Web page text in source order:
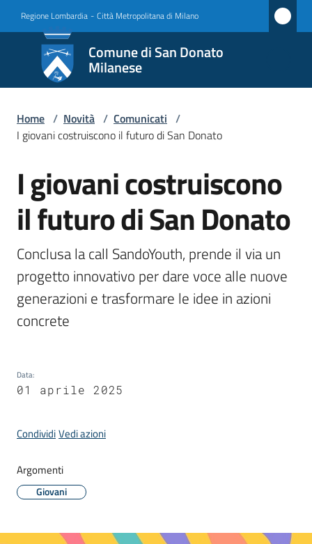
Regione Lombardia - Città Metropolitana di Milano
Comune di San Donato
Milanese
Comune
di San
Donato
Milanese
Amministrazione
Novità
Menu selezionato
Servizi
Vivere
San
Donato
gli
su
Home / Novità / Comunicati /
I giovani costruiscono il futuro di San Donato
Salta al contenuto
I giovani costruiscono
il futuro di San Donato
Conclusa la call SandoYouth, prende il via un
progetto innovativo per dare voce alle nuove
generazioni e trasformare le idee in azioni
concrete
Data:
01 aprile 2025
CondividiVedi azioni
Argomenti
Giovani